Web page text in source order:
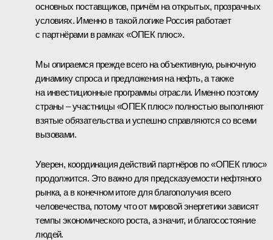
основных поставщиков, причём на открытых, прозрачных
условиях. Именно в такой логике Россия работает
с партнёрами в рамках «ОПЕК плюс».
Мы опираемся прежде всего на объективную, рыночную
динамику спроса и предложения на нефть, а также
на инвестиционные программы отрасли. Именно поэтому
страны – участницы «ОПЕК плюс» полностью выполняют
взятые обязательства и успешно справляются со всеми
вызовами.
Уверен, координация действий партнёров по «ОПЕК плюс»
продолжится. Это важно для предсказуемости нефтяного
рынка, а в конечном итоге для благополучия всего
человечества, потому что от мировой энергетики зависят
темпы экономического роста, а значит, и благосостояние
людей.